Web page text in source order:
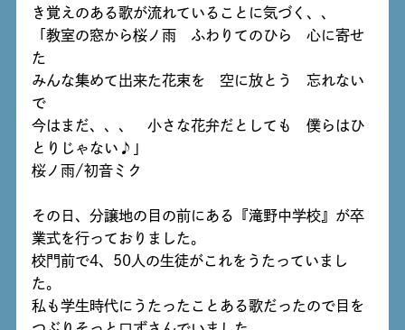
き覚えのある歌が流れていることに気づく、、
「教室の窓から桜ノ雨 ふわりてのひら 心に寄せ
た
みんな集めて出来た花束を 空に放とう 忘れない
で
今はまだ、、、 小さな花弁だとしても 僕らはひ
とりじゃない♪」
桜ノ雨/初音ミク
その日、分譲地の目の前にある『滝野中学校』が卒
業式を行っておりました。
校門前で4、50人の生徒がこれをうたっていまし
た。
私も学生時代にうたったことある歌だったので目を